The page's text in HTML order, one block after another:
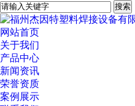
网站首页
关于我们
产品中心
新闻资讯
荣誉资质
案例展示